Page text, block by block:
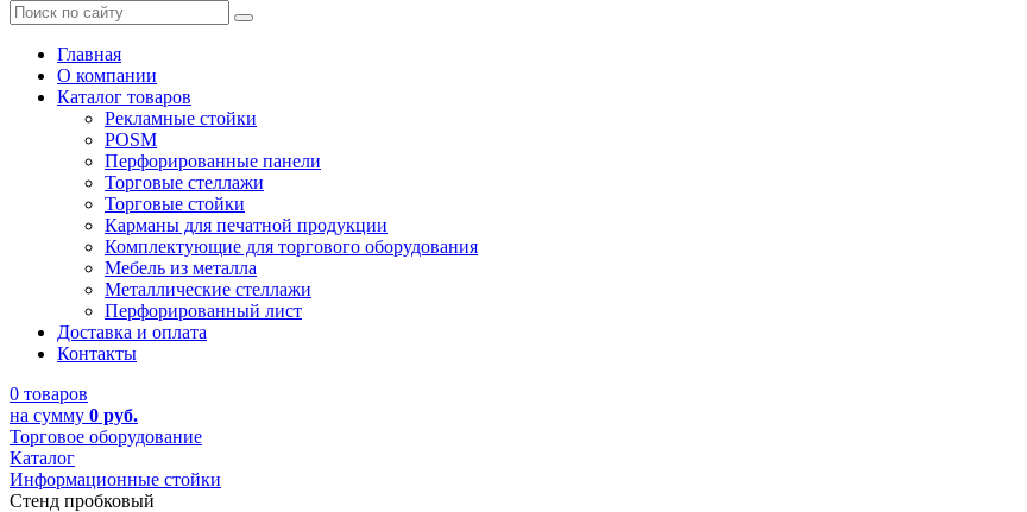
Главная
О компании
Каталог товаров
Рекламные стойки
POSM
Перфорированные панели
Торговые стеллажи
Торговые стойки
Карманы для печатной продукции
Комплектующие для торгового оборудования
Мебель из металла
Металлические стеллажи
Перфорированный лист
Доставка и оплата
Контакты
0 товаров
на сумму 0 руб.
Торговое оборудование
Каталог
Информационные стойки
Стенд пробковый